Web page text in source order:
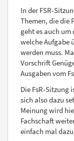
In der FSR-
Themen, die die
geht es auch
welche Aufgabe
werden muss.
Vorschrift
Ausgaben vom
Die FsR-
sich also dazu
Meinung wird
Fachschaft
einfach mal